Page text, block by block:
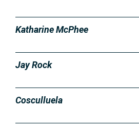
Katharine McPhee
Jay Rock
Cosculluela